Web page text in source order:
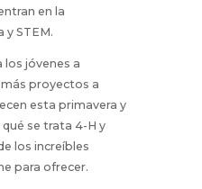
en la
y STEM.
los jóvenes a
proyectos a
esta primavera y
qué se trata 4-H y
los increíbles
para ofrecer.